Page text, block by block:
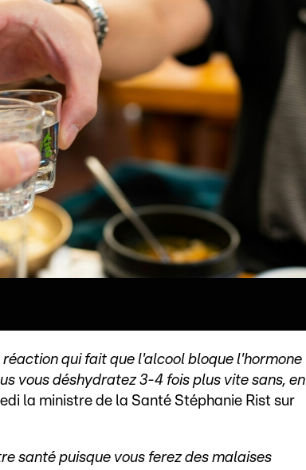
qui fait que l'alcool bloque l'hormone
vous déshydratez 3-4 fois plus vite sans, en
la ministre de la Santé Stéphanie Rist sur
santé puisque vous ferez des malaises